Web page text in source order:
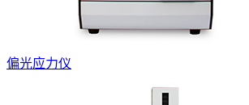
偏光应力仪